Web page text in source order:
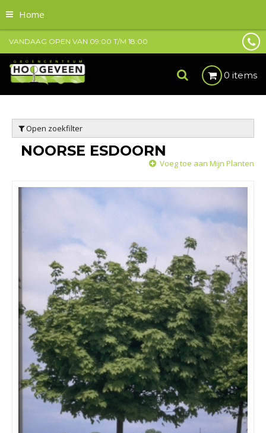
Home
VANDAAG OPEN VAN 09:00 T/M 18:00
0 items
Open zoekfilter
NOORSE ESDOORN
Voeg toe aan Mijn Planten